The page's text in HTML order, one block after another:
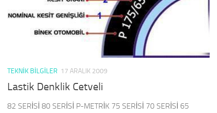
TEKNIK BILGILER 17 ARALIK 2009
Lastik Denklik Cetveli
82 SERİSİ 80 SERİSİ P-METRİK 75 SERİSİ 70 SERİSİ 65